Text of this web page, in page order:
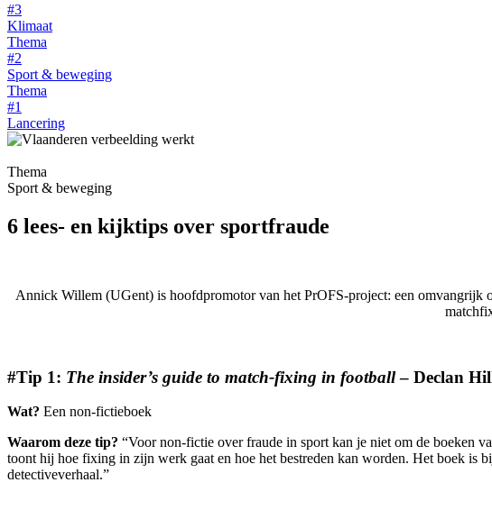
#3
Klimaat
Thema
#2
Sport & beweging
Thema
#1
Lancering
Thema
Sport & beweging
6 lees- en kijktips over sportfraude
Annick Willem (UGent) is hoofdpromotor van het PrOFS-project: een omvangrijk
#Tip 1: The insider’s guide to match-fixing in football – Declan
Wat? Een non-fictieboek
Waarom deze tip? “Voor non-fictie over fraude in sport kan je niet om de boeken
toont hij hoe fixing in zijn werk gaat en hoe het bestreden kan worden. Het boek is
detectiveverhaal.”